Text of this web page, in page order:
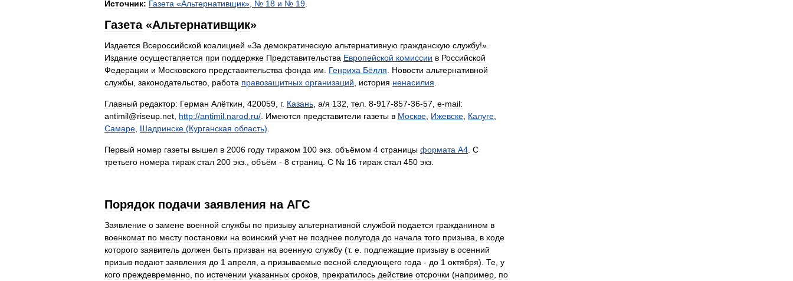
Источник: Газета «Альтернативщик», № 18 и № 19.
Газета«Альтернативщик»
Издается Всероссийской коалицией «За демократическую альтернативную гражданскую службу!».
Издание осуществляется при поддержке Представительства Европейской комиссии в Российской
Федерации и Московского представительства фонда им. Генриха Бёлля. Новости альтернативной
службы, законодательство, работа правозащитных организаций, история ненасилия.
Главный редактор: Герман Алёткин, 420059, г. Казань, а/я 132, тел. 8-917-857-36-57, e-mail:
antimil@riseup.net, http://antimil.narod.ru/. Имеются представители газеты в Москве, Ижевске, Калуге,
Самаре, Шадринске (Курганская область).
Первый номер газеты вышел в 2006 году тиражом 100 экз. объёмом 4 страницы формата А4. С
третьего номера тираж стал 200 экз., объём - 8 страниц. С № 16 тираж стал 450 экз.
Порядок подачи заявления на АГС
Заявление о замене военной службы по призыву альтернативной службой подается гражданином в
военкомат по месту постановки на воинский учет не позднее полугода до начала того призыва, в ходе
которого заявитель должен быть призван на военную службу (т. е. подлежащие призыву в осенний
призыв подают заявления до 1 апреля, а призываемые весной следующего года - до 1 октября). Те, у
кого преждевременно, по истечении указанных сроков, прекратилось действие отсрочки (например, по